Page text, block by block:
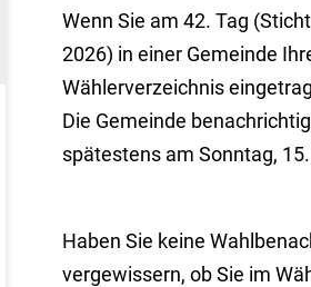
Wenn Sie am 42. Tag
2026) in einer Gemeinde
Wählerverzeichnis
Die Gemeinde
spätestens am Sonntag,
Haben Sie keine
vergewissern, ob Sie im